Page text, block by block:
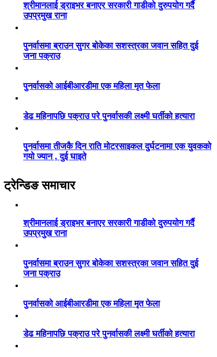
श्रीमानलाई ड्राइभर बनाएर सरकारी गाडीको दुरुपयोग गर्दै
उपप्रमुख राना
पुनर्वासमा ब्राउन सुगर बोकेका सशस्त्रका जवान सहित दुई
जना पक्राउ
पुनर्वासको आईबीआरडीमा एक महिला मृत फेला
डेढ महिनापछि पक्राउ परे पुनर्वासकी लक्ष्मी घर्तीको हत्यारा
पुनर्वासमा तीजकै दिन राति मोटरसाइकल दुर्घटनामा एक युवकको
गयो ज्यान , दुई घाइते
ट्रेन्डिङ समाचार
श्रीमानलाई ड्राइभर बनाएर सरकारी गाडीको दुरुपयोग गर्दै
उपप्रमुख राना
पुनर्वासमा ब्राउन सुगर बोकेका सशस्त्रका जवान सहित दुई
जना पक्राउ
पुनर्वासको आईबीआरडीमा एक महिला मृत फेला
डेढ महिनापछि पक्राउ परे पुनर्वासकी लक्ष्मी घर्तीको हत्यारा